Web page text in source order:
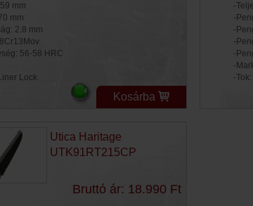
mm
mm
2.8 mm
56-58 HRC
Lock
Kosárba
-
-
-
-
-
-
-
Utica Haritage
UTK91RT215CP
Bruttó ár: 18.990 Ft